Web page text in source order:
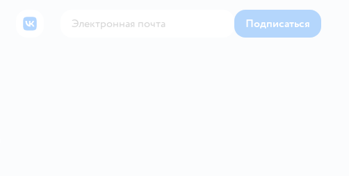
ВКонтакте Подписаться